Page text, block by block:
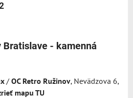
Bratislave - kamenná
/ OC Retro Ružinov, Nevädzova 6,
mapu TU